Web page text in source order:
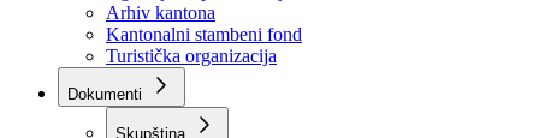
BPK šume
RTV BPK
Agencija za privatizaciju
Arhiv kantona
Kantonalni stambeni fond
Turistička organizacija